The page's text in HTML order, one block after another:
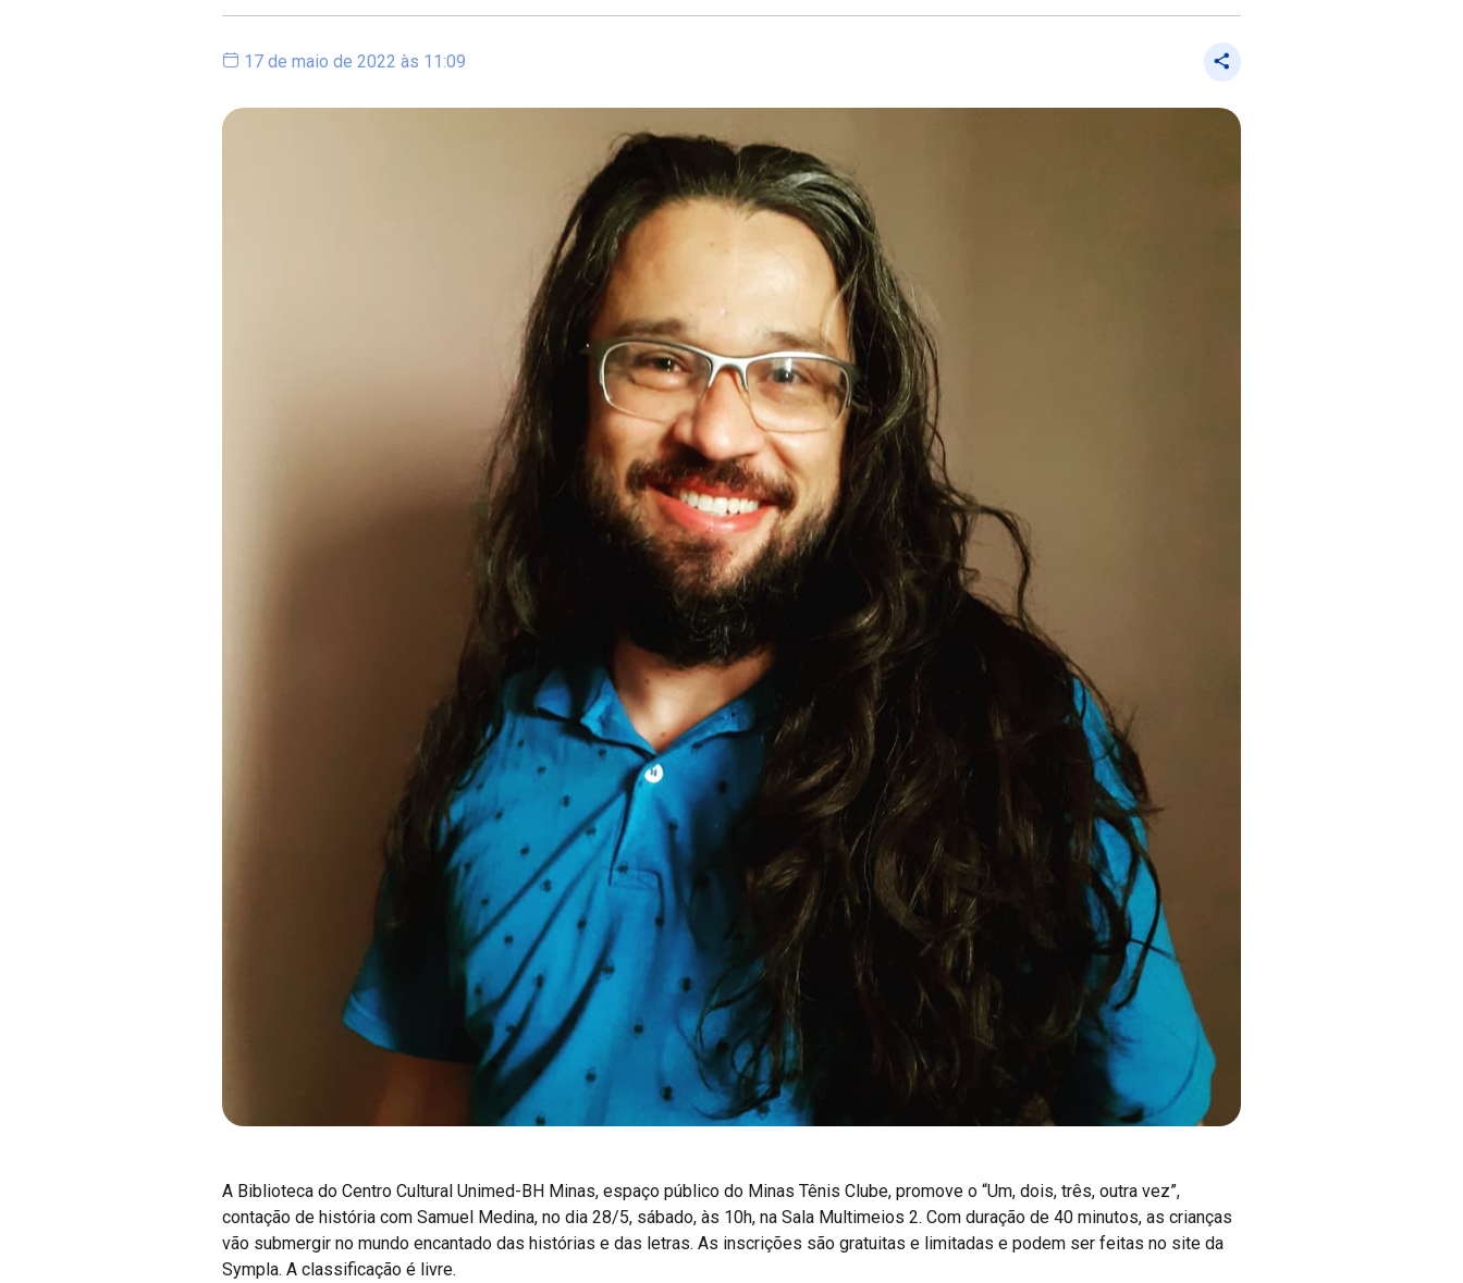
17 de maio de 2022 às 11:09
A Biblioteca do Centro Cultural Unimed-BH Minas, espaço público do Minas Tênis Clube, promove o “Um, dois, três, outra vez”,
contação de história com Samuel Medina, no dia 28/5, sábado, às 10h, na Sala Multimeios 2. Com duração de 40 minutos, as crianças
vão submergir no mundo encantado das histórias e das letras. As inscrições são gratuitas e limitadas e podem ser feitas no site da
Sympla. A classificação é livre.